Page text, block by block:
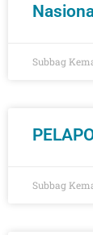
Subbag
Subbag